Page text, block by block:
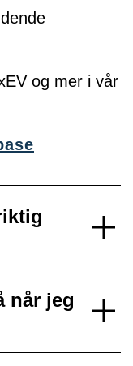
og mer i vår
når jeg